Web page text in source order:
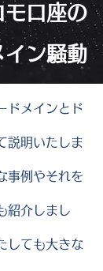
モ口座の
イン騒動
ドメインとド
説明いたしま
事例やそれを
紹介しまし
しても大きな